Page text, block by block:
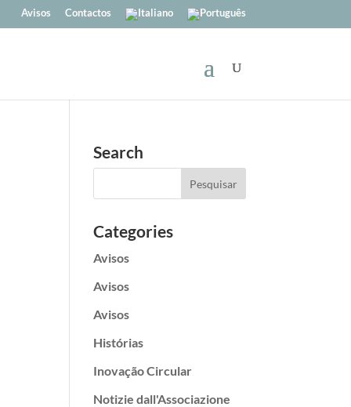
Avisos Contactos
Search
Categories
Avisos
Avisos
Avisos
Histórias
Inovação Circular
Notizie dall'Associazione